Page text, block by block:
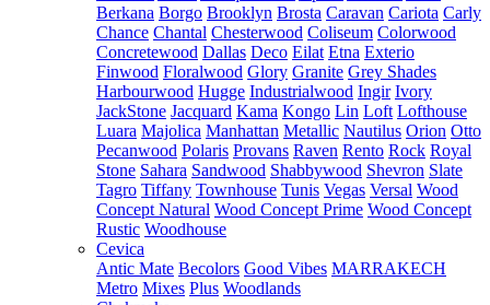
Berkana Borgo Brooklyn Brosta Caravan Cariota Carly
Chance Chantal Chesterwood Coliseum Colorwood
Concretewood Dallas Deco Eilat Etna Exterio
Finwood Floralwood Glory Granite Grey Shades
Harbourwood Hugge Industrialwood Ingir Ivory
JackStone Jacquard Kama Kongo Lin Loft Lofthouse
Luara Majolica Manhattan Metallic Nautilus Orion Otto
Pecanwood Polaris Provans Raven Rento Rock Royal
Stone Sahara Sandwood Shabbywood Shevron Slate
Tagro Tiffany Townhouse Tunis Vegas Versal Wood
Concept Natural Wood Concept Prime Wood Concept
Rustic Woodhouse
Cevica
Antic Mate Becolors Good Vibes MARRAKECH
Metro Mixes Plus Woodlands